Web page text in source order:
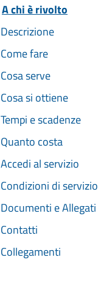
A chi è rivolto
Descrizione
Come fare
Cosa serve
Cosa si ottiene
Tempi e scadenze
Quanto costa
Accedi al servizio
Condizioni di servizio
Documenti e Allegati
Contatti
Collegamenti